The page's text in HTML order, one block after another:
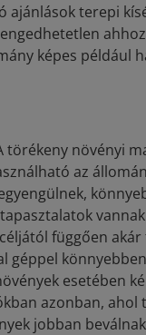
ajánlások terepi
képes például
növényi
az
függően
géppel
esetében
azonban, ahol
jobban